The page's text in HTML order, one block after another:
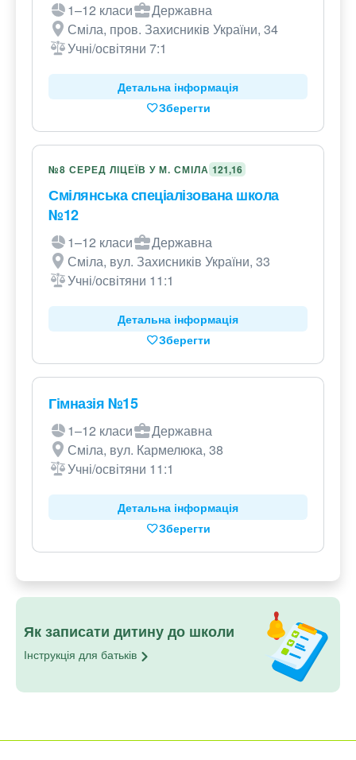
1–12 класи
Державна
Сміла, пров. Захисників України, 34
Учні/освітяни 7:1
Детальна інформація
Зберегти
№8 СЕРЕД ЛІЦЕЇВ У М. СМІЛА 121,16
Смілянська спеціалізована школа
№12
1–12 класи
Державна
Сміла, вул. Захисників України, 33
Учні/освітяни 11:1
Детальна інформація
Зберегти
Гімназія №15
1–12 класи
Державна
Сміла, вул. Кармелюка, 38
Учні/освітяни 11:1
Детальна інформація
Зберегти
Як записати дитину до школи
Інструкція для батьків